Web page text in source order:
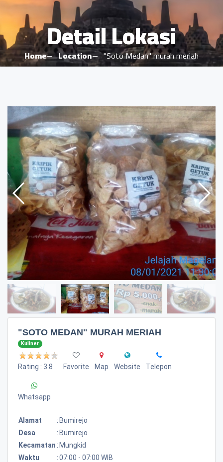
Detail Lokasi
Home Location "Soto Medan" murah meriah
"SOTO MEDAN" MURAH MERIAH
Kuliner
Rating : 3.8 Favorite Map Website Telepon
Whatsapp
Alamat : Bumirejo
Desa
: Bumirejo
Kecamatan : Mungkid
Waktu
:07:00 - 07:00 WIB